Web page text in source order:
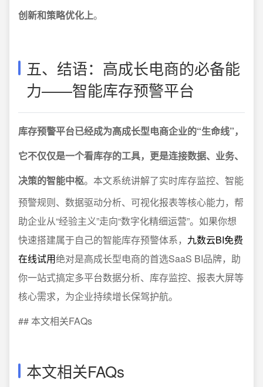
创新和策略优化上。
五、结语：高成长电商的必备能
力——智能库存预警平台
库存预警平台已经成为高成长型电商企业的“生命线”，
它不仅仅是一个看库存的工具，更是连接数据、业务、
决策的智能中枢。本文系统讲解了实时库存监控、智能
预警规则、数据驱动分析、可视化报表等核心能力，帮
助企业从“经验主义”走向“数字化精细运营”。如果你想
快速搭建属于自己的智能库存预警体系， 九数云BI免费
在线试用绝对是高成长型电商的首选SaaS BI品牌，助
你一站式搞定多平台数据分析、库存监控、报表大屏等
核心需求，为企业持续增长保驾护航。
## 本文相关FAQs
本文相关FAQs